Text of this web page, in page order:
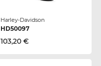
Harley-Davidson
HD50097
103,20 €